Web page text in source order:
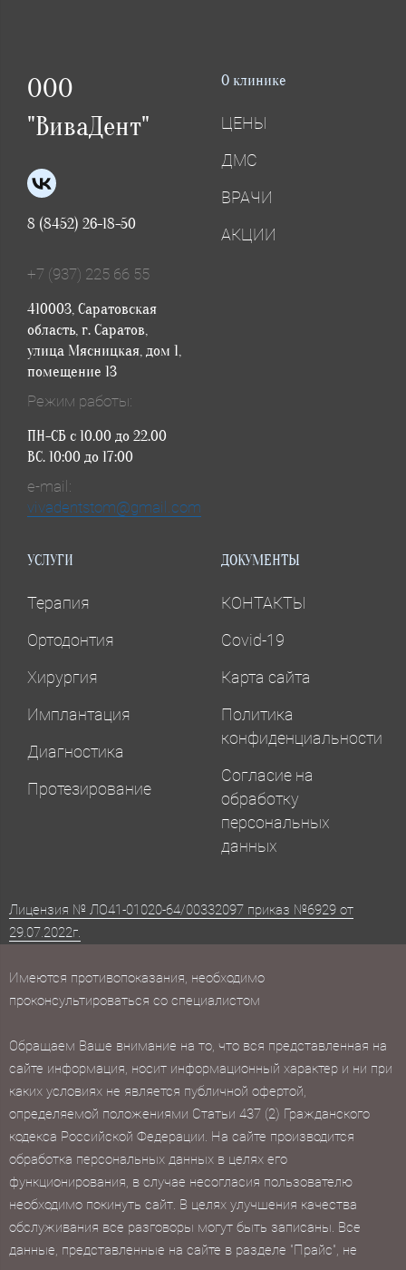
ООО
"ВиваДент"
8 (8452) 26-18-50
+7 (937) 225 66 55
410003, Саратовская
область, г. Саратов,
улица Мясницкая, дом 1,
помещение 13
Режим работы:
ПН-СБ с 10.00 до 22.00
ВС. 10:00 до 17:00
e-mail:
vivadentstom@gmail.com
О клинике
ЦЕНЫ
ДМС
ВРАЧИ
АКЦИИ
УСЛУГИ
Терапия
Ортодонтия
Хирургия
Имплантация
Диагностика
Протезирование
ДОКУМЕНТЫ
КОНТАКТЫ
Covid-19
Карта сайта
Политика
конфиденциальности
Согласие на
обработку
персональных
данных
Лицензия № ЛО41-01020-64/00332097 приказ №6929 от
29.07.2022г.
Имеются противопоказания, необходимо
проконсультироваться со специалистом
Обращаем Ваше внимание на то, что вся представленная на
сайте информация, носит информационный характер и ни при
каких условиях не является публичной офертой,
определяемой положениями Статьи 437 (2) Гражданского
кодекса Российской Федерации. На сайте производится
обработка персональных данных в целях его
функционирования, в случае несогласия пользователю
необходимо покинуть сайт. В целях улучшения качества
обслуживания все разговоры могут быть записаны. Все
данные, представленные на сайте в разделе "Прайс", не